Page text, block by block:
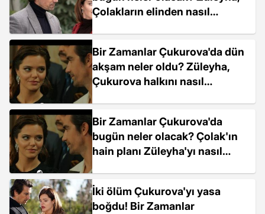
Çolakların elinden nasıl
Bir Zamanlar Çukurova'da dün
akşam neler oldu? Züleyha,
Çukurova halkını nasıl
Bir Zamanlar Çukurova'da
bugün neler olacak? Çolak'ın
hain planı Züleyha'yı nasıl
İki ölüm Çukurova'yı yasa
boğdu! Bir Zamanlar